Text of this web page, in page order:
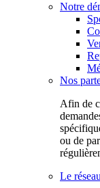
Notre
Nos
Afin de
ou de
Le